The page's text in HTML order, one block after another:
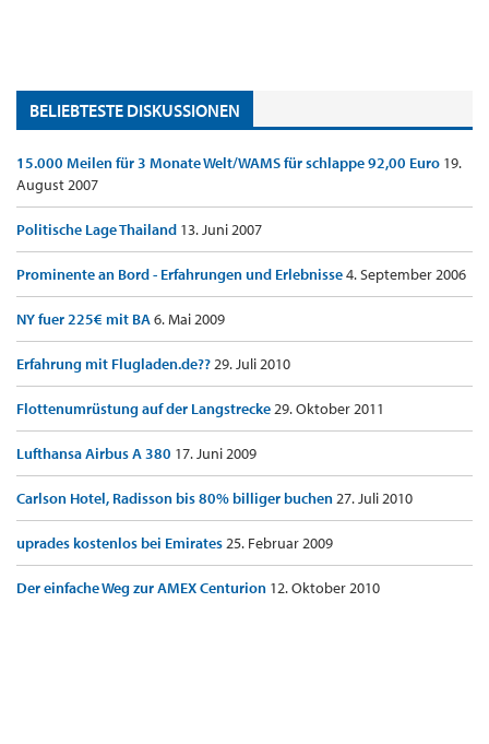
BELIEBTESTE DISKUSSIONEN
15.000 Meilen für 3 Monate Welt/WAMS für schlappe 92,00 Euro 19.
August 2007
Politische Lage Thailand 13. Juni 2007
Prominente an Bord - Erfahrungen und Erlebnisse4. September 2006
NY fuer 225€ mit BA6. Mai 2009
Erfahrung mit Flugladen.de??29. Juli 2010
Flottenumrüstung auf der Langstrecke29. Oktober 2011
Lufthansa Airbus A 380 17. Juni 2009
Carlson Hotel, Radisson bis 80% billiger buchen27. Juli 2010
uprades kostenlos bei Emirates25. Februar 2009
Der einfache Weg zur AMEX Centurion 12. Oktober 2010